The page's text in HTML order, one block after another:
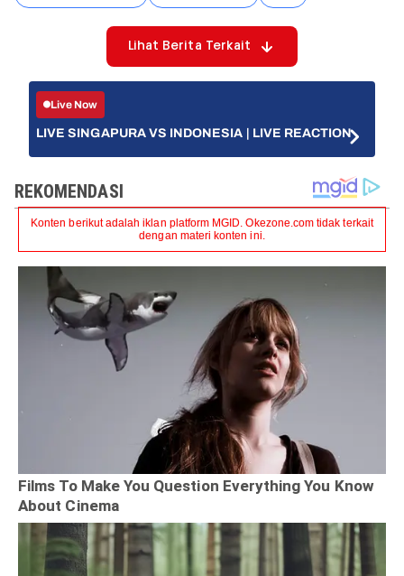
Lihat Berita Terkait
Live Now
LIVE SINGAPURA VS INDONESIA | LIVE REACTION